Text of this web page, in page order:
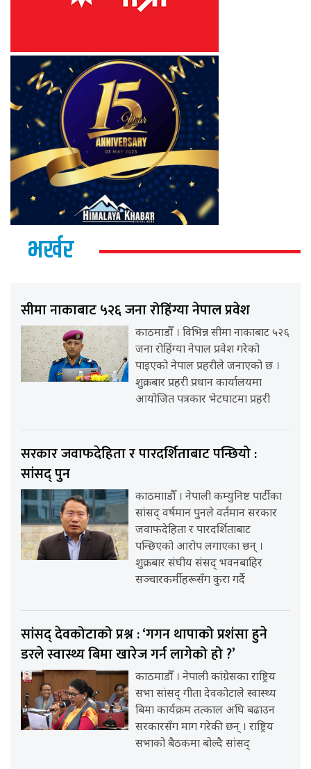
भर्खर
सीमा नाकाबाट ५२६ जना रोहिंग्या नेपाल प्रवेश
काठमाडौँ । विभिन्न सीमा नाकाबाट ५२६
जना रोहिंग्या नेपाल प्रवेश गरेको
पाइएको नेपाल प्रहरीले जनाएको छ ।
शुक्रबार प्रहरी प्रधान कार्यालयमा
आयोजित पत्रकार भेटघाटमा प्रहरी
सरकार जवाफदेहिता र पारदर्शिताबाट पन्छियो :
सांसद् पुन
काठमााडौँ । नेपाली कम्युनिष्ट पार्टीका
सांसद् वर्षमान पुनले वर्तमान सरकार
जवाफदेहिता र पारदर्शिताबाट
पन्छिएको आरोप लगाएका छन् ।
शुक्रबार संघीय संसद् भवनबाहिर
सञ्चारकर्मीहरूसँग कुरा गर्दै
सांसद् देवकोटाको प्रश्न : ‘गगन थापाको प्रशंसा हुने
डरले स्वास्थ्य बिमा खारेज गर्न लागेको हो ?’
काठमाडौँ । नेपाली कांग्रेसका राष्ट्रिय
सभा सांसद् गीता देवकोटाले स्वास्थ्य
बिमा कार्यक्रम तत्काल अघि बढाउन
सरकारसँग माग गरेकी छन् । राष्ट्रिय
सभाको बैठकमा बोल्दै सांसद्